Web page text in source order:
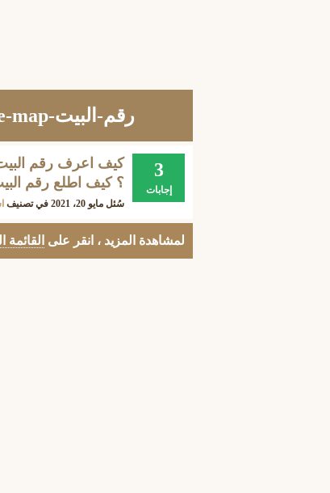
رقم-البيت-google-map
3
إجابات
كيف اعرف رقم
؟ كيف اطلع رقم
سُئل مايو 20، 2021 في تصنيف
لمشاهدة المزيد ، انقر على القائمة